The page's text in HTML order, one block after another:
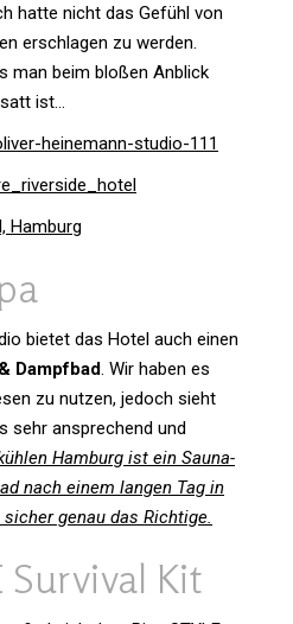
hatte nicht das Gefühl von
erschlagen zu werden.
man beim bloßen Anblick
ist…
bietet das Hotel auch einen
Dampfbad. Wir haben es
zu nutzen, jedoch sieht
sehr anspre­chend und
Ham­burg ist ein Sau­na­
nach einem langen Tag in
genau das Richtige.
Sur­vival Kit